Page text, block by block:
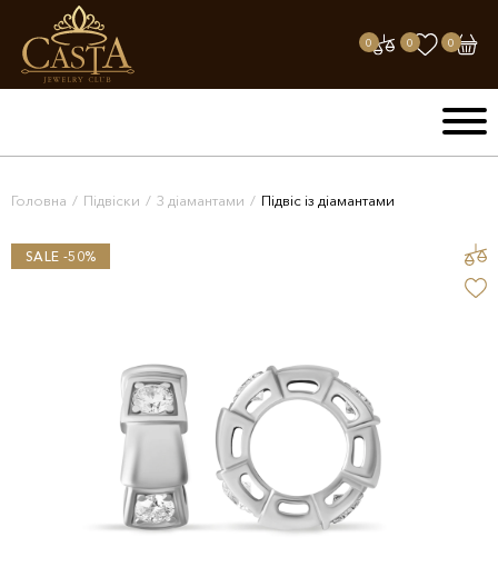
0 0 0
Головна / Підвіски / З діамантами / Підвіс із діамантами
SALE -50%